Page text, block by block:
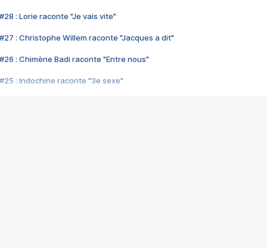
#28 : Lorie raconte "Je vais vite"
#27 : Christophe Willem raconte "Jacques a dit"
#26 : Chimène Badi raconte "Entre nous"
#25 : Indochine raconte "3e sexe"